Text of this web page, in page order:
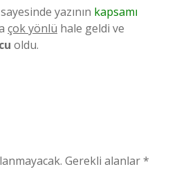
yazının kapsamı
çok yönlü hale geldi ve
oldu.
Gerekli alanlar*